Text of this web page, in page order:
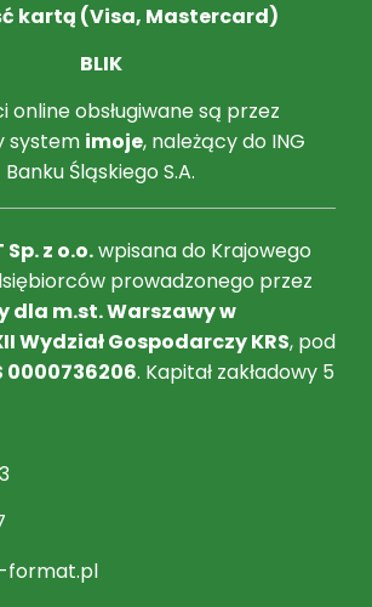
Sp. z o.o.wpisana do Krajowego
prowadzonego przez
dla m.st. Warszawy w
Wydział Gospodarczy KRS, pod
0000736206. Kapitał zakładowy 5
kartą (Visa, Mastercard)
BLIK
online obsługiwane są przez
system imoje, należący do ING
Banku Śląskiego S.A.
format.pl